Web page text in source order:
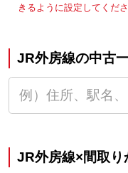
きるように設定してくださ
JR外房線の中古
JR外房線×間取り